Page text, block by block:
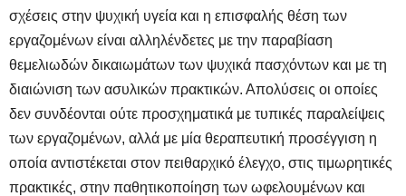
σχέσεις στην ψυχική υγεία και η επισφαλής θέση των
εργαζομένων είναι αλληλένδετες με την παραβίαση
θεμελιωδών δικαιωμάτων των ψυχικά πασχόντων και με τη
διαιώνιση των ασυλικών πρακτικών. Απολύσεις οι οποίες
δεν συνδέονται ούτε προσχηματικά με τυπικές παραλείψεις
των εργαζομένων, αλλά με μία θεραπευτική προσέγγιση η
οποία αντιστέκεται στον πειθαρχικό έλεγχο, στις τιμωρητικές
πρακτικές, στην παθητικοποίηση των ωφελουμένων και